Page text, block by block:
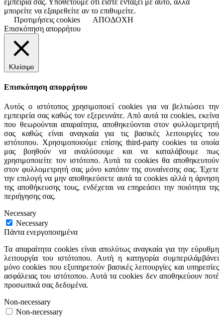
μπορείτε να εξαιρεθείτε αν το επιθυμείτε.
Προτιμήσεις cookies
ΑΠΟΔΟΧΗ
Επισκόπηση απορρήτου
Κλείσιμο
Επισκόπηση απορρήτου
Αυτός ο ιστότοπος χρησιμοποιεί cookies για να βελτιώσει την
εμπειρεία σας καθώς τον εξερευνάτε. Από αυτά τα cookies, εκείνα
που θεωρούνται απαραίτητα, αποθηκεύονται στον φυλλομετρητή
σας καθώς είναι αναγκαία για τις βασικές λειτουργίες του
ιστότοπου. Χρησιμοποιούμε επίσης third-party cookies τα οποία
μας βοηθούν να αναλύσουμε και να καταλάβουμε πως
χρησιμοποιείτε τον ιστότοπο. Αυτά τα cookies θα αποθηκευτούν
στον φυλλομετρητή σας μόνο κατόπιν της συναίνεσης σας. Έχετε
την επιλογή να μην αποθηκεύσετε αυτά τα cookies αλλά η άρνηση
της αποθήκευσης τους, ενδέχεται να επηρεάσει την ποιότητα της
περιήγησης σας.
Necessary
Necessary
Πάντα ενεργοποιημένα
Τα απαραίτητα cookies είναι απολύτως αναγκαία για την εύρυθμη
λειτουργία του ιστότοπου. Αυτή η κατηγορία συμπεριλάμβάνει
μόνο cookies που εξυπηρετούν βασικές λειτουργίες και υπηρεσίες
ασφάλειας του ιστότοπου. Αυτά τα cookies δεν αποθηκεύουν ποτέ
προσωπικά σας δεδομένα.
Non-necessary
Non-necessary